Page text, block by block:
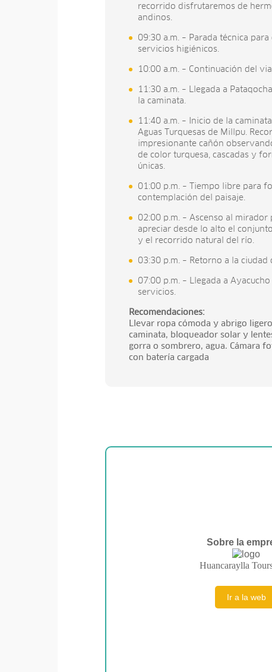
recorrido disfrutaremos de
andinos.
09:30 a.m. – Parada técnica
servicios higiénicos.
10:00 a.m. – Continuación del
11:30 a.m. – Llegada a
la caminata.
11:40 a.m. – Inicio de la
Aguas Turquesas de Millpu.
impresionante cañón
de color turquesa, cascadas y
únicas.
01:00 p.m. – Tiempo libre para
contemplación del paisaje.
02:00 p.m. – Ascenso al mirador
apreciar desde lo alto el
y el recorrido natural del río.
03:30 p.m. – Retorno a la ciudad
07:00 p.m. – Llegada a
servicios.
Recomendaciones:
Llevar ropa cómoda y abrigo
caminata, bloqueador solar y
gorra o sombrero, agua. Cámara
con batería cargada
Sobre la
Huancaraylla
Ir a la web